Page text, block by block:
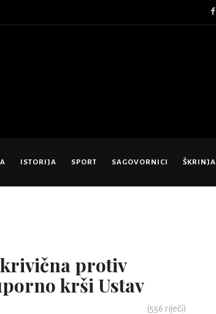
ISTORIJA SPORT SAGOVORNICI ŠKRINJA
protiv
krši Ustav
(556 riječi)